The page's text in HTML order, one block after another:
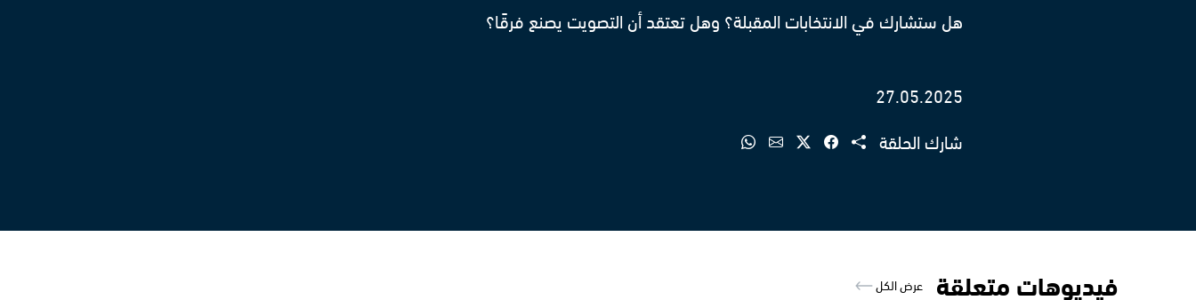
هل ستشارك في الانتخابات المقبلة؟ وهل تعتقد أن التصويت يصنع فرقًا؟
27.05.2025
شارك الحلقة
فيديوهات متعلقة عرض الكل